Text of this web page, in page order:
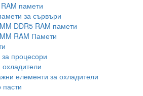
памети
за сървъри
DDR5 RAM памети
RAM Памети
процесори
елементи за охладители